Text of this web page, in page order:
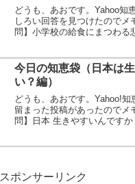
どうも、あおです。Yahoo知
しろい回答を見つけたのでメ
問】小学校の給食にまつわる
ち帰って来る時にスキップし
ちまけたのを思い出しまし...
今日の知恵袋（日本は
い？編）
どうも、あおです。Yahoo!知
留まった投稿があったのでメ
問】日本 生きやすいんですか
スポンサーリンク